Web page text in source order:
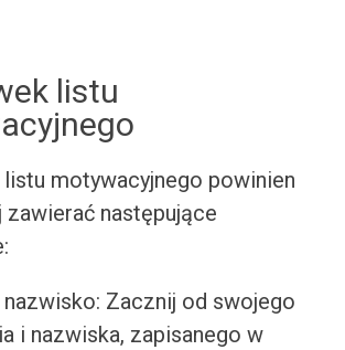
listu
listu motywacyjnego powinien
zawierać następujące
Zacznij od swojego
i nazwiska, zapisanego w